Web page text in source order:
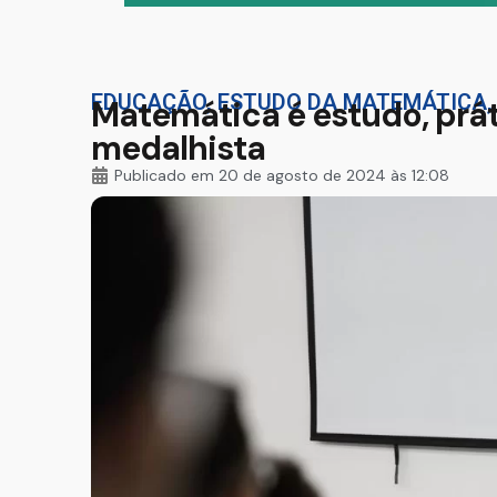
EDUCAÇÃO,ESTUDO DA MATEMÁTICA,
Matemática é estudo,
medalhista
Publicado em 20 de agosto de 2024 às 12:08